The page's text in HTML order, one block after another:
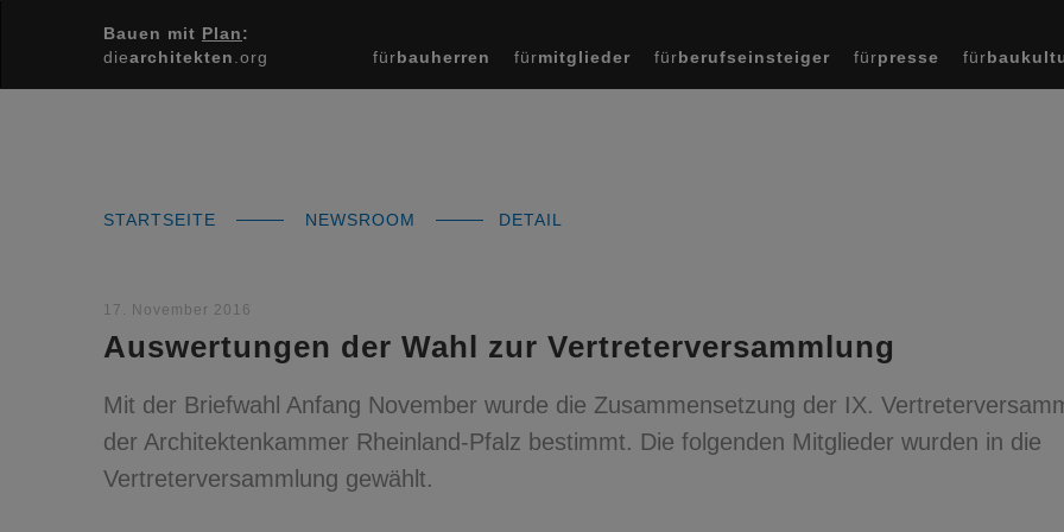
Bauen mit Plan:
diearchitekten .org fürbauherren fürmitglieder fürberufseinsteiger fürpresse für
STARTSEITE NEWSROOM DETAIL
17. November 2016
Auswertungen der Wahl zur Vertreterversammlung
Mit der Briefwahl Anfang November wurde die Zusammensetzung der IX.
der Architektenkammer Rheinland-Pfalz bestimmt. Die folgenden Mitglieder wurden in die
Vertreterversammlung gewählt.